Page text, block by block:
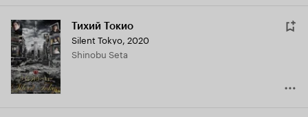
Тихий Токио
Silent Tokyo, 2020
Shinobu Seta